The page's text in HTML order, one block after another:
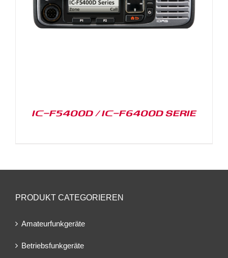
IC-F5400D / IC-F6400D SERIE
PRODUKT CATEGORIEREN
Amateurfunkgeräte
Betriebsfunkgeräte